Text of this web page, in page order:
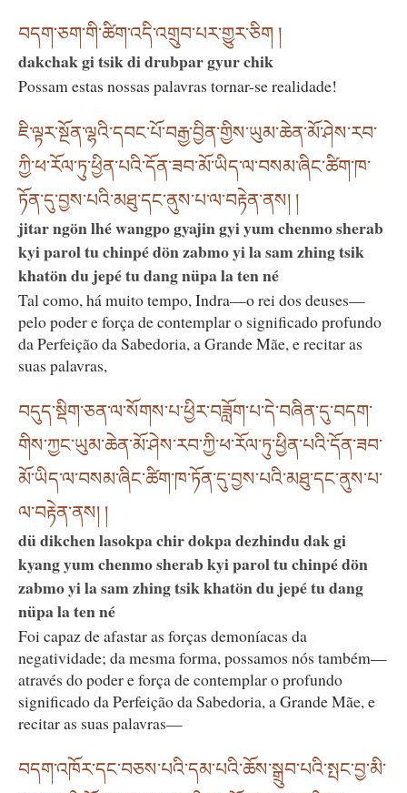
བདག་ཅག་གི་ཚིག་འདི་འགྲུབ་པར་གྱུར་ཅིག །
dakchak gi tsik di drubpar gyur chik
Possam estas nossas palavras tornar-se realidade!
ཇི་ལྟར་སྔོན་ལྷའི་དབང་པོ་བརྒྱ་བྱིན་གྱིས་ཡུམ་ཆེན་མོ་ཤེས་རབ་
ཀྱི་ཕ་རོལ་ཏུ་ཕྱིན་པའི་དོན་ཟབ་མོ་ཡིད་ལ་བསམ་ཞིང་ཚིག་ཁ་
ཏོན་དུ་བྱས་པའི་མཐུ་དང་ནུས་པ་ལ་བརྟེན་ནས། །
jitar ngön lhé wangpo gyajin gyi yum chenmo sherab
kyi parol tu chinpé dön zabmo yi la sam zhing tsik
khatön du jepé tu dang nüpa la ten né
Tal como, há muito tempo, Indra—o rei dos deuses—
pelo poder e força de contemplar o significado profundo
da Perfeição da Sabedoria, a Grande Mãe, e recitar as
suas palavras,
བདུད་སྡིག་ཅན་ལ་སོགས་པ་ཕྱིར་བཟློག་པ་དེ་བཞིན་དུ་བདག་
གིས་ཀྱང་ཡུམ་ཆེན་མོ་ཤེས་རབ་ཀྱི་ཕ་རོལ་ཏུ་ཕྱིན་པའི་དོན་ཟབ་
མོ་ཡིད་ལ་བསམ་ཞིང་ཚིག་ཁ་ཏོན་དུ་བྱས་པའི་མཐུ་དང་ནུས་པ་
ལ་བརྟེན་ནས། །
dü dikchen lasokpa chir dokpa dezhindu dak gi
kyang yum chenmo sherab kyi parol tu chinpé dön
zabmo yi la sam zhing tsik khatön du jepé tu dang
nüpa la ten né
Foi capaz de afastar as forças demoníacas da
negatividade; da mesma forma, possamos nós também—
através do poder e força de contemplar o profundo
significado da Perfeição da Sabedoria, a Grande Mãe, e
recitar as suas palavras—
བདག་འཁོར་དང་བཅས་པའི་དམ་པའི་ཆོས་སྒྲུབ་པའི་སྤང་བྱ་མི་